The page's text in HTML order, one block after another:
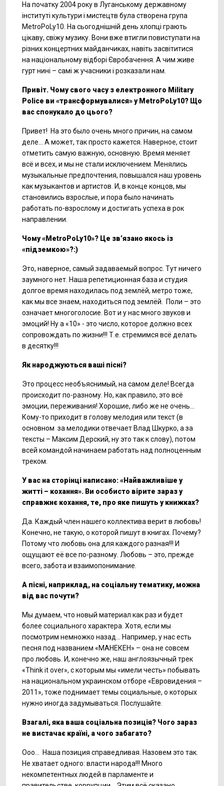
На початку 2004 року в Луганському державному
інституті культури і мистецтв була створена група
MetroPoLy10. На сьогоднішній день хлопці грають
цікаву, свіжу музику. Вони вже втигли повиступати на
різних концертних майданчиках, навіть засвітитися
на національному відборі Євробачення. А чим живе
гурт нині – самі ж учасники і розказали нам.
Привіт. Чому свого часу з електронного Military
Police ви «трансформувалися» у MetroPoLy10? Що
вас спонукало до цього?
Привет! На это было очень много причин, на самом
деле… А может, так просто кажется. Наверное, стоит
отметить самую важную, основную. Время меняет
всё и всех, и мы не стали исключением. Менялись
музыкальные предпочтения, повышался наш уровень
как музыкантов и артистов. И, в конце концов, мы
становились взрослые, и пора было начинать
работать по-взрослому и достигать успеха в рок
направлении.
Чому «MetroPoLy10»? Це зв’язано якось із
«підземкою»?:)
Это, наверное, самый задаваемый вопрос. Тут ничего
заумного нет. Наша репетиционная база и студия
долгое время находилась под землёй, метро тоже,
как мы все знаем, находиться под землёй. Поли – это
означает многоголосие. Вот и у нас много звуков и
эмоций! Ну а «10» - это число, которое должно всех
сопровождать по жизни!!! Т.е. стремимся всё делать
в десятку!!!
Як народжуються ваші пісні?
Это процесс необъяснимый, на самом деле! Всегда
происходит по-разному. Но, как правило, это всё
эмоции, переживания! Хорошие, либо же не очень…
Кому-то приходит в голову мелодия или текст (в
основном за мелодики отвечает Влад Шкурко, а за
тексты – Максим Дерский, ну это так к слову), потом
всей командой начинаем работать над полноценным
треком.
У вас на сторінці написано: «Найважливіше у
житті – кохання». Ви особисто вірите зараз у
справжнє кохання, те, про яке пишуть у книжках?
Да. Каждый член нашего коллектива верит в любовь!
Конечно, не такую, о которой пишут в книгах. Почему?
Потому что любовь она для каждого разная!!! И
ощущают её все по-разному. Любовь – это, прежде
всего, забота и взаимопонимание.
А пісні, наприклад, на соціальну тематику, можна
від вас почути?
Мы думаем, что новый материал как раз и будет
более социального характера. Хотя, если мы
посмотрим немножко назад… Например, у нас есть
песня под названием «МАНЕКЕН» – она не совсем
про любовь. И, конечно же, наш англоязычный трек
«Think it over», с которым мы «имели честь» побывать
на национальном украинском отборе «Евровидения –
2011», тоже поднимает темы социальные, о которых
нужно иногда задумываться. Послушайте.
Взагалі, яка ваша соціальна позиція? Чого зараз
не вистачає країні, а чого забагато?
Ооо… Наша позиция справедливая. Назовем это так.
Не хватает одного: власти народа!!! Много
некомпетентных людей в парламенте и